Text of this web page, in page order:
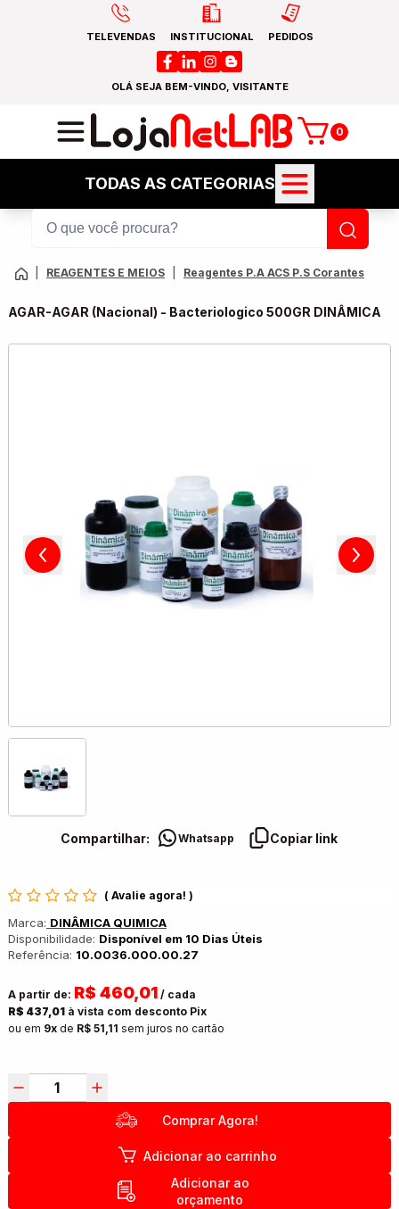
TELEVENDAS INSTITUCIONAL PEDIDOS
OLÁ SEJA BEM-VINDO, VISITANTE
0
TODAS AS CATEGORIAS
REAGENTES E MEIOS Reagentes P.A ACS P.S Corantes
AGAR-AGAR (Nacional) - Bacteriologico 500GR DINÂMICA
Compartilhar: Whatsapp Copiar link
( Avalie agora! )
Marca: DINÂMICA QUIMICA
Disponibilidade: Disponível em 10 Dias Úteis
Referência: 10.0036.000.00.27
A partir de: R$ 460,01 / cada
R$ 437,01à vista com desconto Pix
ou em 9xde R$ 51,11 sem juros no cartão
Comprar Agora!
Adicionar ao carrinho
Adicionar ao
orçamento